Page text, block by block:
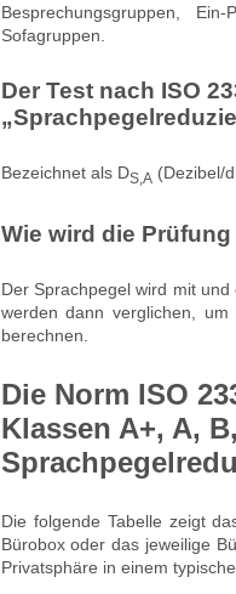
Besprechungsgruppen,
Sofagruppen.
Der Test nach ISO
Bezeichnet als DS,A (Dezibel/
Wie wird die
Der Sprachpegel wird mit
werden dann verglichen,
berechnen.
Die Norm ISO
Klassen A+, A,
Die folgende Tabelle zeigt
Bürobox oder das jeweilige
Privatsphäre in einem